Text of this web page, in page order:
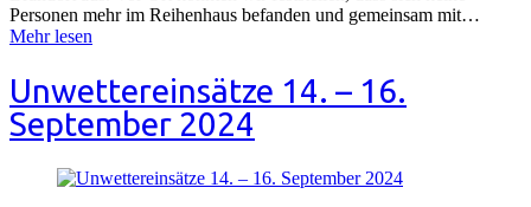
Personen mehr im Reihenhaus befanden und gemeinsam mit…
Mehr lesen
Unwettereinsätze 14. – 16.
September 2024